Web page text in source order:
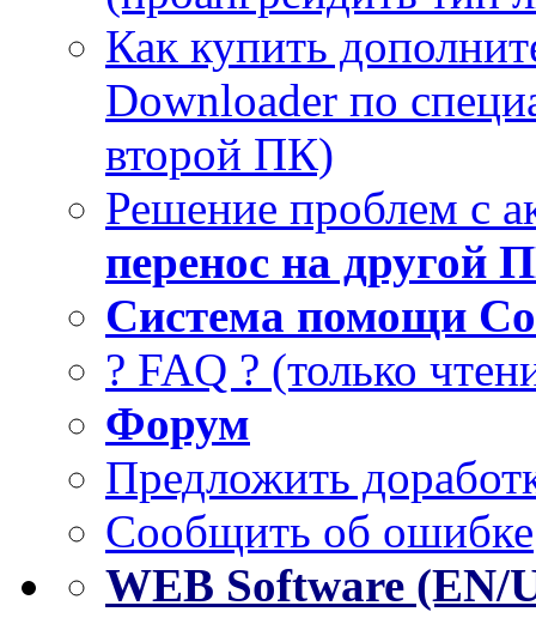
Как купить
Downloader по
второй ПК)
Решение проблем с
перенос на другой
Система помощи
? FAQ ? (только
Форум
Предложить
Сообщить об ошибке
WEB Software (EN/